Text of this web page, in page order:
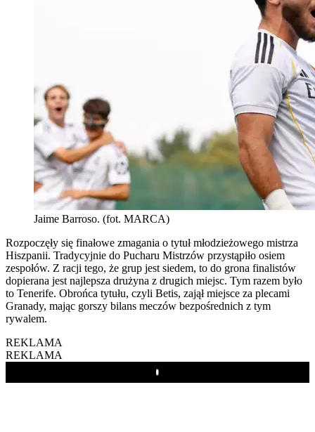
Jaime Barroso. (fot. MARCA)
Rozpoczęły się finałowe zmagania o tytuł młodzieżowego mistrza
Hiszpanii. Tradycyjnie do Pucharu Mistrzów przystąpiło osiem
zespołów. Z racji tego, że grup jest siedem, to do grona finalistów
dopierana jest najlepsza drużyna z drugich miejsc. Tym razem było
to Tenerife. Obrońca tytułu, czyli Betis, zajął miejsce za plecami
Granady, mając gorszy bilans meczów bezpośrednich z tym
rywalem.
REKLAMA
REKLAMA
Play